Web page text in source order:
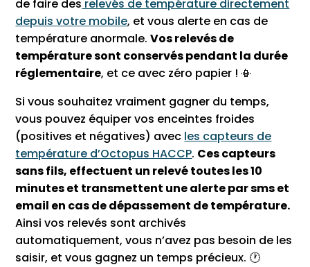
de faire des relevés de température directement
depuis votre mobile, et vous alerte en cas de
température anormale.Vos relevés de
température sont conservés pendant la durée
réglementaire, et ce avec zéro papier ! 📳
Si vous souhaitez vraiment gagner du temps,
vous pouvez équiper vos enceintes froides
(positives et négatives) avec les capteurs de
température d’Octopus HACCP. Ces capteurs
sans fils, effectuent un relevé toutes les 10
minutes et transmettent une alerte par sms et
email en cas de dépassement de température.
Ainsi vos relevés sont archivés
automatiquement, vous n’avez pas besoin de les
saisir, et vous gagnez un temps précieux. 🕐